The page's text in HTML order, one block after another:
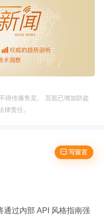
得传播售卖。 页面已增加防盗
责任。
 写留言
通过内部 API 风格指南强